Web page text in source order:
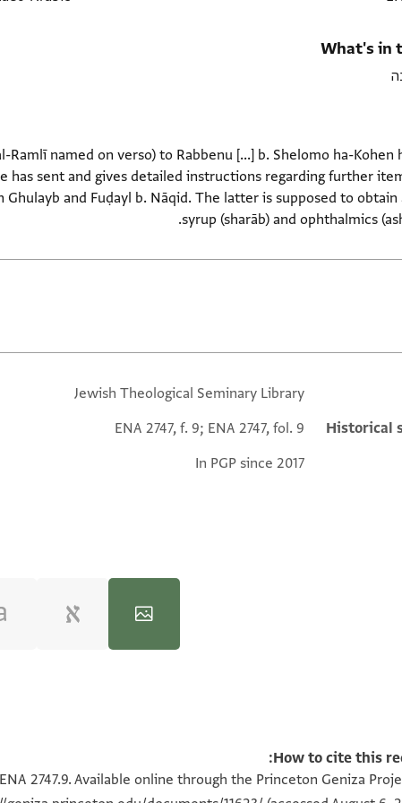
What's in
named on verso) to Rabbenu [...] b. Shelomo ha-Kohen
has sent and gives detailed instructions regarding further
and Fuḍayl b. Nāqid. The latter is supposed to obtain
syrup (sharāb) and ophthalmics
Additional
Jewish Theological Seminary Library
Historical
ENA 2747, f. 9; ENA 2747, fol. 9
In PGP since 2017
100%
100%
How to cite this
2747.9. Available online through the Princeton Geniza